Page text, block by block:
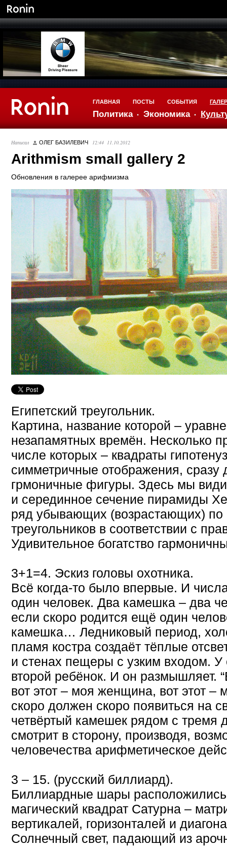
ГЛАВНАЯ
Политика Экономика
ПОСТЫ СОБЫТИЯ
Написал ОЛЕГ БАЗИЛЕВИЧ 12:44 11.10.2012
Аrithmism small gallery 2
Обновления в галерее арифмизма
Египетский треугольник.
Картина, название которой –
незапамятных времён. Несколько
числе которых – квадраты
симметричные отображения, сразу
грмоничные фигуры. Здесь мы
и серединное сечение пирамиды
ряд убывающих (возрастающих) по
треугольников в соответствии с
Удивительное богатство
3+1=4. Эскиз головы охотника.
Всё когда-то было впервые. И
один человек. Два камешка – два
если скоро родится ещё один
камешка… Ледниковый период,
пламя костра создаёт тёплые
и стенах пещеры с узким входом. У
второй ребёнок. И он размышляет.
вот этот – моя женщина, вот этот –
скоро должен скоро появиться на
четвёртый камешек рядом с тремя
смотрит в сторону, производя,
человечества арифметическое
3 – 15. (русский биллиард).
Биллиардные шары расположились
магический квадрат Сатурна –
вертикалей, горизонталей и
Солнечный свет, падающий из